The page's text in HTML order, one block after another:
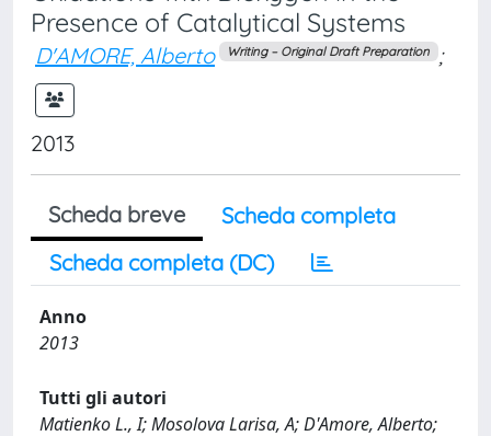
Presence of Catalytical Systems
D'AMORE, Alberto Writing – Original Draft Preparation ;
2013
Scheda breve
Scheda completa
Scheda completa (DC)
Anno
2013
Tutti gli autori
Matienko L., I; Mosolova Larisa, A; D'Amore, Alberto;